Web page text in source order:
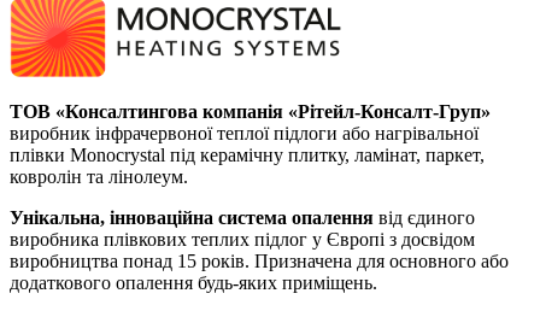
ТОВ «Консалтингова компанія «Рітейл-Консалт-Груп»
виробник інфрачервоної теплої підлоги або нагрівальної
плівки Monocrystal під керамічну плитку, ламінат, паркет,
ковролін та лінолеум.
Унікальна, інноваційна система опалення від єдиного
виробника плівкових теплих підлог у Європі з досвідом
виробництва понад 15 років. Призначена для основного або
додаткового опалення будь-яких приміщень.